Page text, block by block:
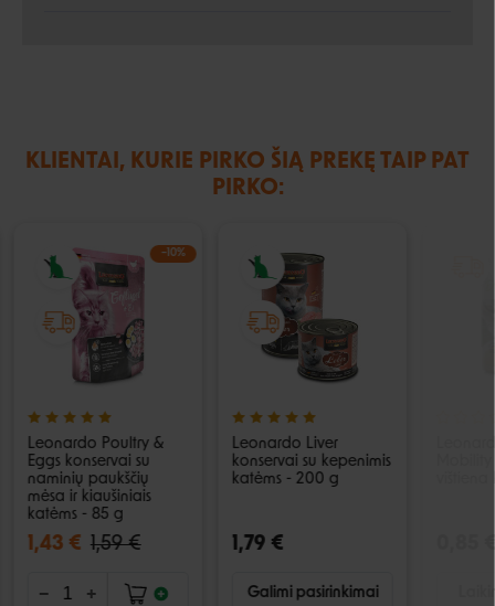
KLIENTAI, KURIE PIRKO ŠIĄ PREKĘ TAIP PAT
PIRKO:
−10%
Leonardo Poultry &
Eggs konservai su
naminių paukščių
mėsa ir kiaušiniais
katėms - 85 g
1,43 € 1,59 €
Leonardo Liver
konservai su kepenimis
katėms - 200 g
1,79 €
Galimi pasirinkimai